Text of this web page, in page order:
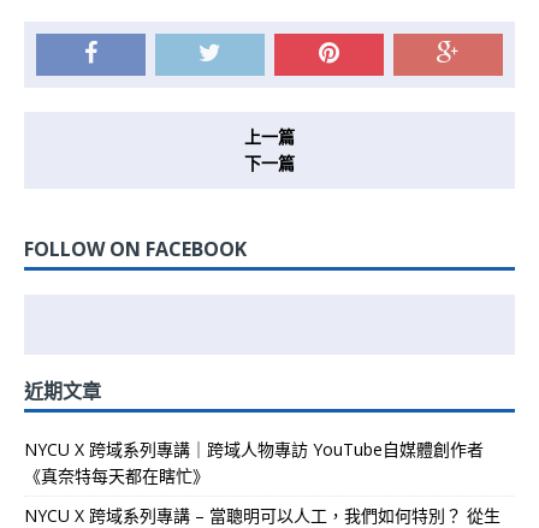
上一篇
下一篇
FOLLOW ON FACEBOOK
近期文章
NYCU X 跨域系列專講｜跨域人物專訪 YouTube自媒體創作者
《真奈特每天都在瞎忙》
NYCU X 跨域系列專講 – 當聰明可以人工，我們如何特別？ 從生